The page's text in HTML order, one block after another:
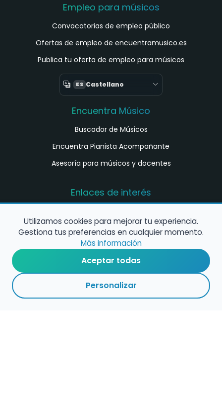
Empleo para músicos
Convocatorias de empleo público
Ofertas de empleo de encuentramusico.es
Publica tu oferta de empleo para músicos
ES Castellano
Encuentra Músico
Buscador de Músicos
Encuentra Pianista Acompañante
Asesoría para músicos y docentes
Enlaces de interés
música en España
Configura alertas de empleo
Contacta con nosotros
Utilizamos cookies para mejorar tu experiencia.
Gestiona tus preferencias en cualquier momento.
Más información
Aceptar todas
Personalizar